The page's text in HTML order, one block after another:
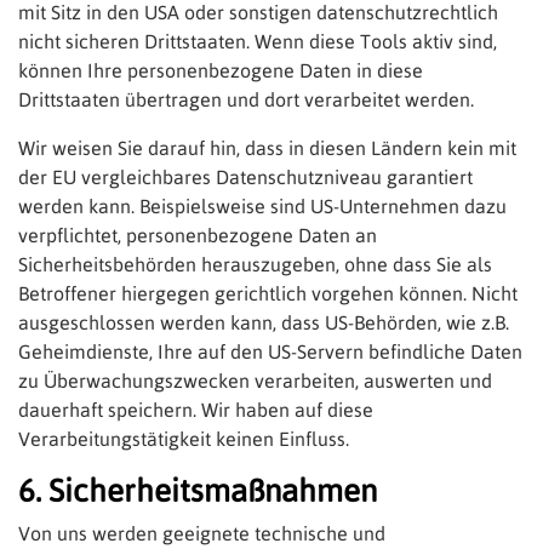
mit Sitz in den USA oder sonstigen datenschutzrechtlich
nicht sicheren Drittstaaten. Wenn diese Tools aktiv sind,
können Ihre personenbezogene Daten in diese
Drittstaaten übertragen und dort verarbeitet werden.
Wir weisen Sie darauf hin, dass in diesen Ländern kein mit
der EU vergleichbares Datenschutzniveau garantiert
werden kann. Beispielsweise sind US-Unternehmen dazu
verpflichtet, personenbezogene Daten an
Sicherheitsbehörden herauszugeben, ohne dass Sie als
Betroffener hiergegen gerichtlich vorgehen können. Nicht
ausgeschlossen werden kann, dass US-Behörden, wie z.B.
Geheimdienste, Ihre auf den US-Servern befindliche Daten
zu Überwachungszwecken verarbeiten, auswerten und
dauerhaft speichern. Wir haben auf diese
Verarbeitungstätigkeit keinen Einfluss.
6. Sicherheitsmaßnahmen
Von uns werden geeignete technische und